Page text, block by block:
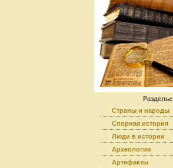
Разделы:
Страны и народы
Спорная история
Люди в истории
Археология
Артефакты